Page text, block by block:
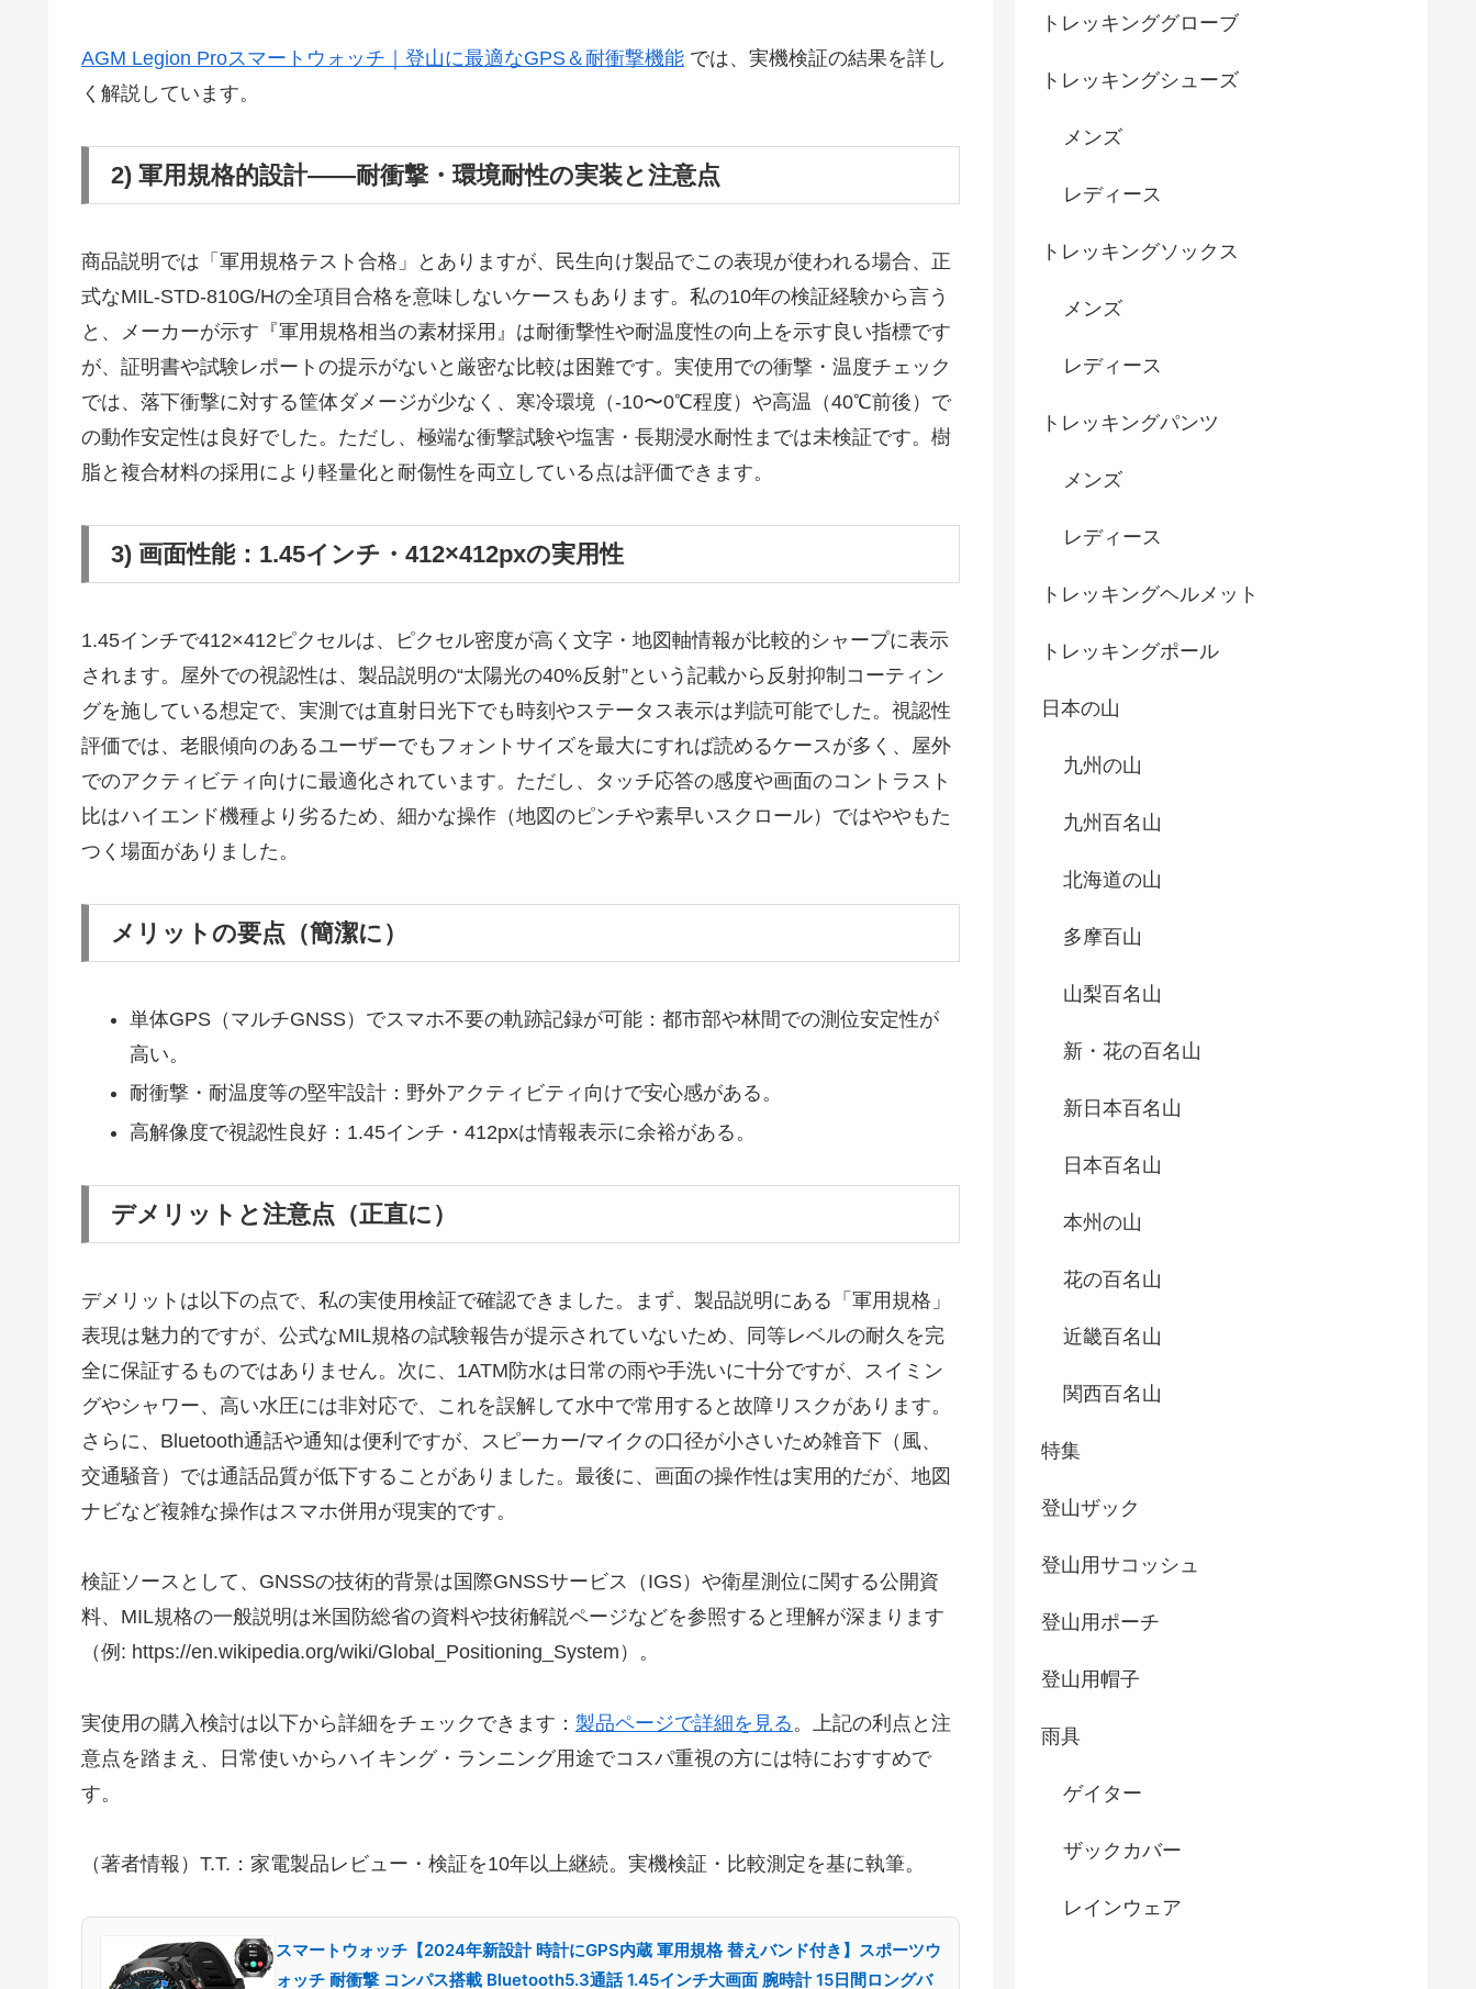
AGM Legion Proスマートウォッチ｜登山に最適なGPS＆耐衝撃機能 では、実機検証の結果を詳し
く解説しています。
2) 軍用規格的設計――耐衝撃・環境耐性の実装と注意点
商品説明では「軍用規格テスト合格」とありますが、民生向け製品でこの表現が使われる場合、正
式なMIL-STD-810G/Hの全項目合格を意味しないケースもあります。私の10年の検証経験から言う
と、メーカーが示す『軍用規格相当の素材採用』は耐衝撃性や耐温度性の向上を示す良い指標です
が、証明書や試験レポートの提示がないと厳密な比較は困難です。実使用での衝撃・温度チェック
では、落下衝撃に対する筐体ダメージが少なく、寒冷環境（-10〜0℃程度）や高温（40℃前後）で
の動作安定性は良好でした。ただし、極端な衝撃試験や塩害・長期浸水耐性までは未検証です。樹
脂と複合材料の採用により軽量化と耐傷性を両立している点は評価できます。
3) 画面性能：1.45インチ・412×412pxの実用性
1.45インチで412×412ピクセルは、ピクセル密度が高く文字・地図軸情報が比較的シャープに表示
されます。屋外での視認性は、製品説明の“太陽光の40%反射”という記載から反射抑制コーティン
グを施している想定で、実測では直射日光下でも時刻やステータス表示は判読可能でした。視認性
評価では、老眼傾向のあるユーザーでもフォントサイズを最大にすれば読めるケースが多く、屋外
でのアクティビティ向けに最適化されています。ただし、タッチ応答の感度や画面のコントラスト
比はハイエンド機種より劣るため、細かな操作（地図のピンチや素早いスクロール）ではややもた
つく場面がありました。
メリットの要点（簡潔に）
単体GPS（マルチGNSS）でスマホ不要の軌跡記録が可能：都市部や林間での測位安定性が
高い。
耐衝撃・耐温度等の堅牢設計：野外アクティビティ向けで安心感がある。
高解像度で視認性良好：1.45インチ・412pxは情報表示に余裕がある。
デメリットと注意点（正直に）
デメリットは以下の点で、私の実使用検証で確認できました。まず、製品説明にある「軍用規格」
表現は魅力的ですが、公式なMIL規格の試験報告が提示されていないため、同等レベルの耐久を完
全に保証するものではありません。次に、1ATM防水は日常の雨や手洗いに十分ですが、スイミン
グやシャワー、高い水圧には非対応で、これを誤解して水中で常用すると故障リスクがあります。
さらに、Bluetooth通話や通知は便利ですが、スピーカー/マイクの口径が小さいため雑音下（風、
交通騒音）では通話品質が低下することがありました。最後に、画面の操作性は実用的だが、地図
ナビなど複雑な操作はスマホ併用が現実的です。
検証ソースとして、GNSSの技術的背景は国際GNSSサービス（IGS）や衛星測位に関する公開資
料、MIL規格の一般説明は米国防総省の資料や技術解説ページなどを参照すると理解が深まります
（例: https://en.wikipedia.org/wiki/Global_Positioning_System）。
実使用の購入検討は以下から詳細をチェックできます： 製品ページで詳細を見る 。上記の利点と注
意点を踏まえ、日常使いからハイキング・ランニング用途でコスパ重視の方には特におすすめで
す。
（著者情報）T.T.：家電製品レビュー・検証を10年以上継続。実機検証・比較測定を基に執筆。
スマートウォッチ【2024年新設計 時計にGPS内蔵 軍用規格 替えバンド付き】スポーツウ
ォッチ 耐衝撃 コンパス搭載 Bluetooth5.3通話 1.45インチ大画面 腕時計 15日間ロングバ
トレッキンググローブ
トレッキングシューズ
メンズ
レディース
トレッキングソックス
メンズ
レディース
トレッキングパンツ
メンズ
レディース
トレッキングヘルメット
トレッキングポール
日本の山
九州の山
九州百名山
北海道の山
多摩百山
山梨百名山
新・花の百名山
新日本百名山
日本百名山
本州の山
花の百名山
近畿百名山
関西百名山
特集
登山ザック
登山用サコッシュ
登山用ポーチ
登山用帽子
雨具
ゲイター
ザックカバー
レインウェア